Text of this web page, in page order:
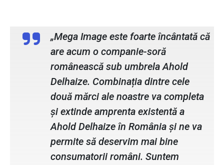
„Mega Image este foarte încântată că
are acum o companie-soră
românească sub umbrela Ahold
Delhaize. Combinația dintre cele
două mărci ale noastre va completa
și extinde amprenta existentă a
Ahold Delhaize în România și ne va
permite să deservim mai bine
consumatorii români. Suntem